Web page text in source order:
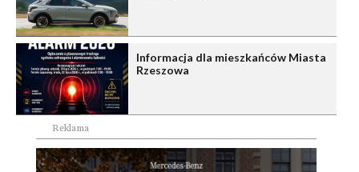
Informacja dla mieszkańców Miasta
Rzeszowa
Reklama